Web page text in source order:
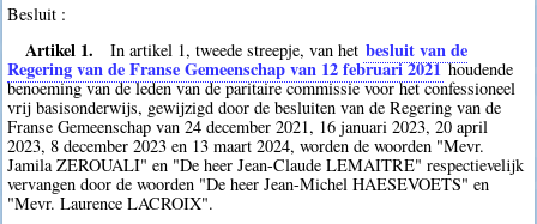
Besluit :
Artikel 1. In artikel 1, tweede streepje, van het besluit van de
Regering van de Franse Gemeenschap van 12 februari 2021houdende
benoeming van de leden van de paritaire commissie voor het confessioneel
vrij basisonderwijs, gewijzigd door de besluiten van de Regering van de
Franse Gemeenschap van 24 december 2021, 16 januari 2023, 20 april
2023, 8 december 2023 en 13 maart 2024, worden de woorden "Mevr.
Jamila ZEROUALI" en "De heer Jean-Claude LEMAITRE" respectievelijk
vervangen door de woorden "De heer Jean-Michel HAESEVOETS" en
"Mevr. Laurence LACROIX".